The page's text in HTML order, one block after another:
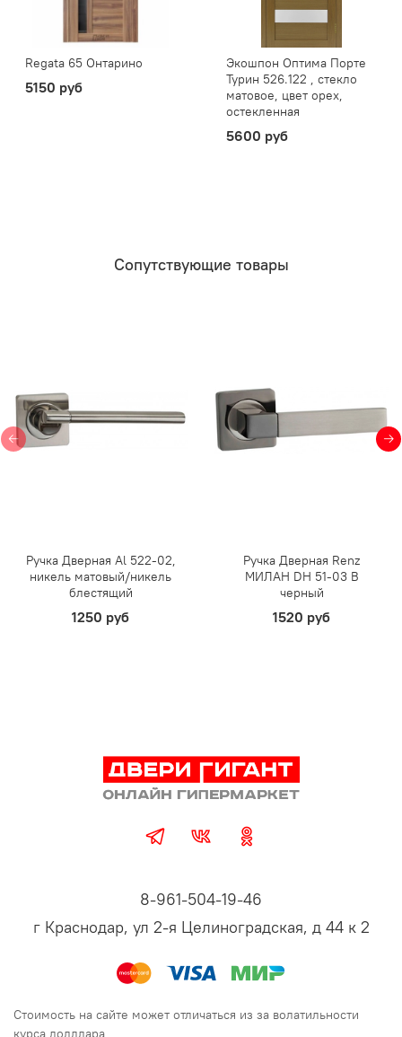
Regata 65 Онтарино
5150 руб
Экошпон Оптима Порте
Турин 526.122 , стекло
матовое, цвет орех,
остекленная
5600 руб
Сопутствующие товары
Ручка Дверная Al 522-02,
никель матовый/никель
блестящий
1250 руб
Ручка Дверная Renz
МИЛАН DH 51-03 B
черный
1520 руб
8-961-504-19-46
г Краснодар, ул 2-я Целиноградская, д 44 к 2
Стоимость на сайте может отличаться из за волатильности
курса долллара